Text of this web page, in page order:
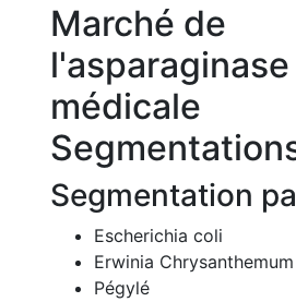
Marché de
l'asparaginase
médicale
Segmentation
Escherichia coli
Erwinia Chrysanthemum
Pégylé